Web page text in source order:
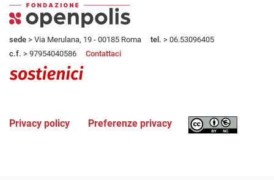
sede > Via Merulana, 19 - 00185 Roma tel. > 06.53096405
c.f. > 97954040586 Contattaci
Privacy policy Preferenze privacy